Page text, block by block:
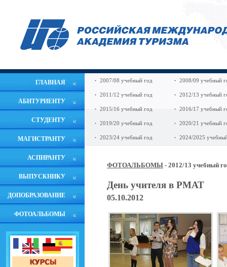
ГЛАВНАЯ
АБИТУРИЕНТУ
СТУДЕНТУ
МАГИСТРАНТУ
АСПИРАНТУ
ВЫПУСКНИКУ
ДОПОБРАЗОВАНИЕ
ФОТОАЛЬБОМЫ
2007/08 учебный год 2008/09 учебный
2011/12 учебный год 2012/13 учебный
2015/16 учебный год 2016/17 учебный
2019/20 учебный год 2020/21 учебный
2023/24 учебный год 2024/2025
ФОТОАЛЬБОМЫ - 2012/13 учебный
День учителя в РМАТ
05.10.2012